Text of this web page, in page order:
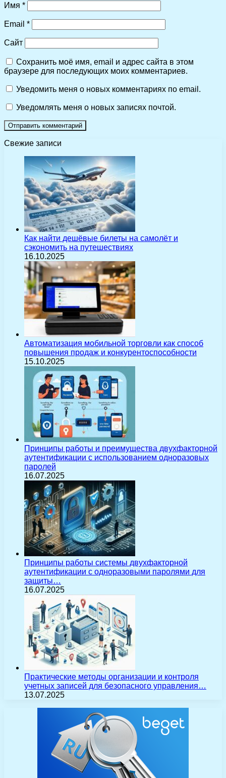
Имя *
Email *
Сайт
Сохранить моё имя, email и адрес сайта в этом
браузере для последующих моих комментариев.
Уведомить меня о новых комментариях по email.
Уведомлять меня о новых записях почтой.
Свежие записи
Как найти дешёвые билеты на самолёт и
сэкономить на путешествиях
16.10.2025
Автоматизация мобильной торговли как способ
повышения продаж и конкурентоспособности
15.10.2025
Принципы работы и преимущества двухфакторной
аутентификации с использованием одноразовых
паролей
16.07.2025
Принципы работы системы двухфакторной
аутентификации с одноразовыми паролями для
защиты…
16.07.2025
Практические методы организации и контроля
учетных записей для безопасного управления…
13.07.2025